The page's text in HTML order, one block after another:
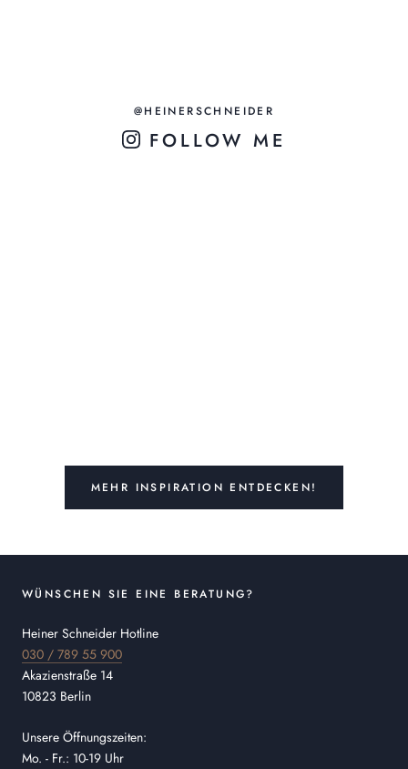
@HEINERSCHNEIDER
FOLLOW ME
MEHR INSPIRATION ENTDECKEN!
WÜNSCHEN SIE EINE BERATUNG?
Heiner Schneider Hotline
030 / 789 55 900
Akazienstraße 14
10823 Berlin
Unsere Öffnungszeiten:
Mo. - Fr.: 10-19 Uhr